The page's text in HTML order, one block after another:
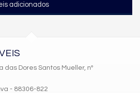
adicionados
das Dores Santos Mueller, nº
- 88306-822